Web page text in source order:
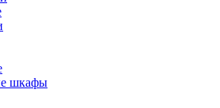
шкафы